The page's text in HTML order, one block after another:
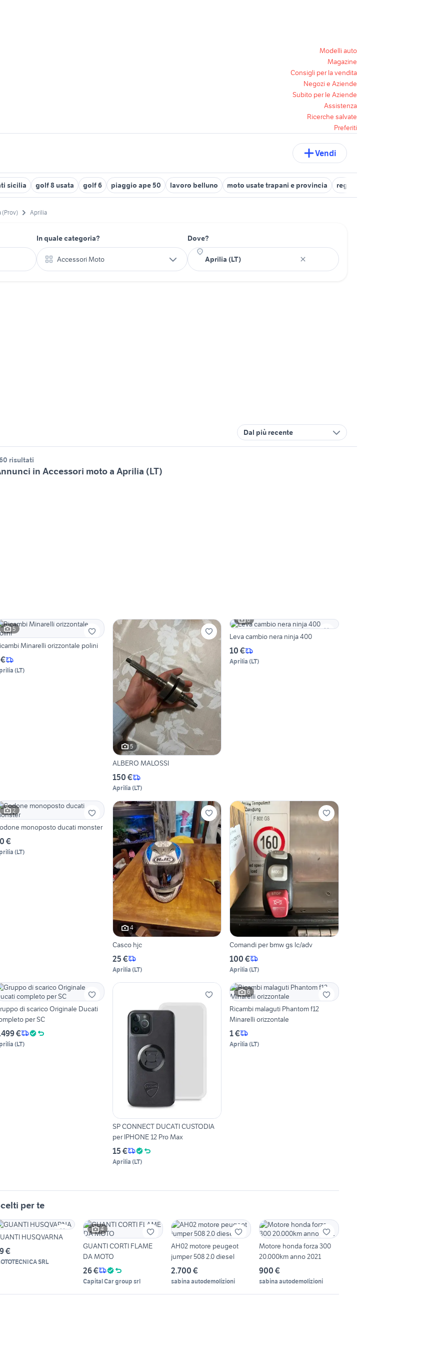
Modelli auto
Magazine
Consigli per la vendita
Negozi e Aziende
Subito per le Aziende
Assistenza
Ricerche salvate
Preferiti
Vendi
sicilia golf 8 usata golf 6 piaggio ape 50 lavoro belluno moto usate trapani e provincia regalo cuccioli taranto
(Prov) Aprilia
In quale categoria?
Accessori Moto
Dove?
Dal più recente
risultati
in Accessori moto a Aprilia (LT)
5
Minarelli orizzontale polini
(LT)
5
ALBERO MALOSSI
150 €
Aprilia (LT)
6
Leva cambio nera ninja 400
10 €
Aprilia (LT)
2
monoposto ducati monster
€
(LT)
4
Casco hjc
25 €
Aprilia (LT)
Comandi per bmw gs lc/adv
100 €
Aprilia (LT)
di scarico Originale Ducati
per SC
€
(LT)
SP CONNECT DUCATI CUSTODIA
per IPHONE 12 Pro Max
15 €
Aprilia (LT)
6
Ricambi malaguti Phantom f12
Minarelli orizzontale
1 €
Aprilia (LT)
per te
HUSQVARNA
€
SRL
4
GUANTI CORTI FLAME
DA MOTO
26 €
Capital Car group srl
AH02 motore peugeot
jumper 508 2.0 diesel
2.700 €
sabina autodemolizioni
Motore honda forza 300
20.000km anno 2021
900 €
sabina autodemolizioni